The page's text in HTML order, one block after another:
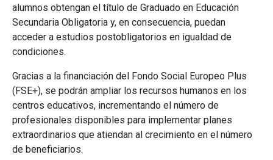
alumnos obtengan el título de Graduado en Educación
Secundaria Obligatoria y, en consecuencia, puedan
acceder a estudios postobligatorios en igualdad de
condiciones.
Gracias a la financiación del Fondo Social Europeo Plus
(FSE+), se podrán ampliar los recursos humanos en los
centros educativos, incrementando el número de
profesionales disponibles para implementar planes
extraordinarios que atiendan al crecimiento en el número
de beneficiarios.